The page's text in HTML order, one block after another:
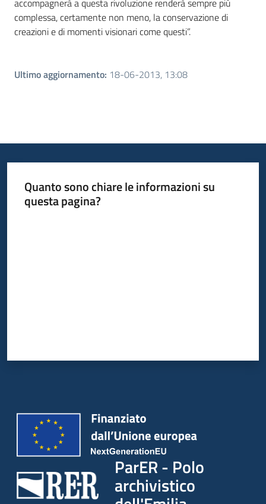
accompagnerà a questa rivoluzione renderà sempre più
complessa, certamente non meno, la conservazione di
creazioni e di momenti visionari come questi”.
Ultimo aggiornamento: 18-06-2013, 13:08
Quanto sono chiare le informazioni su
questa pagina?
ParER - Polo
archivistico